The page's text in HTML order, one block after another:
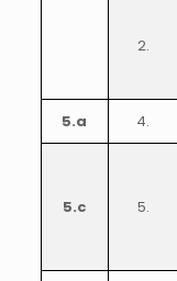
2.
5.a 4.
5.c 5.